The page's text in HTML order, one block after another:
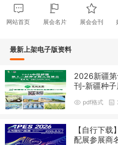
网站首页 展会名片 展会会刊
最新上架电子版资料
2026新疆
刊-新疆种子
pdf格式
【自行下
配展参展商